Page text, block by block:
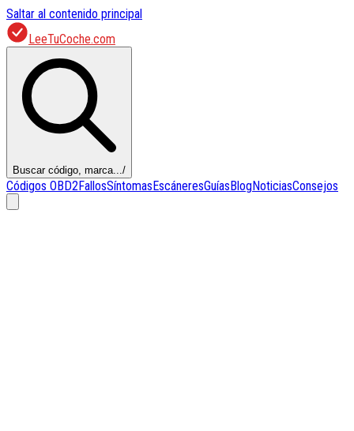
Saltar al contenido principal
LeeTuCoche.com
Buscar código, marca.../
Códigos OBD2FallosSíntomasEscáneresGuíasBlogNoticiasConsejos